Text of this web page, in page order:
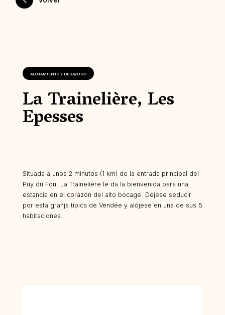
ALOJAMIENTO Y DESAYUNO
La Trainelière, Les
Epesses
Situada a unos 2 minutos (1 km) de la entrada principal del
Puy du Fou, La Trainelière le da la bienvenida para una
estancia en el corazón del alto bocage. Déjese seducir
por esta granja típica de Vendée y alójese en una de sus 5
habitaciones.